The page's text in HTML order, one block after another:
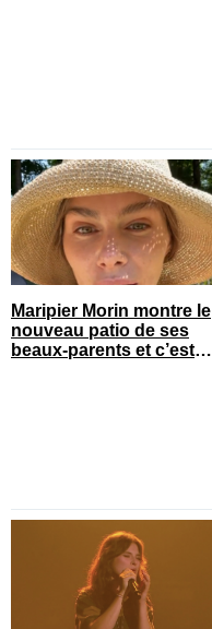
Maripier Morin montre le
nouveau patio de ses
beaux-parents et c’est